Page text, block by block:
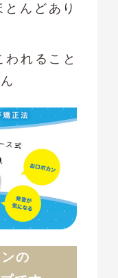
んどあり
れること
の